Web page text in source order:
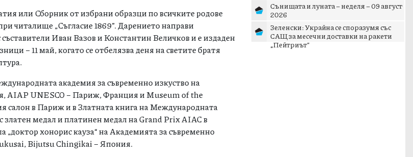
или Сборник от избрани образци по всичките родове
читалище „Съгласие 1869”. Дарението направи
Иван Вазов и Константин Величков и е издаден
– 11 май, когато се отбелязва деня на светите братя
академия за съвременно изкуство на
AIAP UNESCO – Париж, Франция и Museum of the
в Париж и в Златната книга на Международната
златен медал и платинен медал на Grand Prix AIAC в
хонорис кауза“ на Академията за съвременно
Bijutsu Chingikai – Япония.
Сънищата и луната – неделя – 09 август
2026
Зеленски: Украйна се споразумя със
САЩ за месечни доставки на ракети
„Пейтриът“